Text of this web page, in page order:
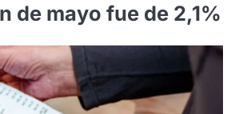
de mayo fue de 2,1%